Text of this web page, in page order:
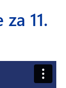
11.